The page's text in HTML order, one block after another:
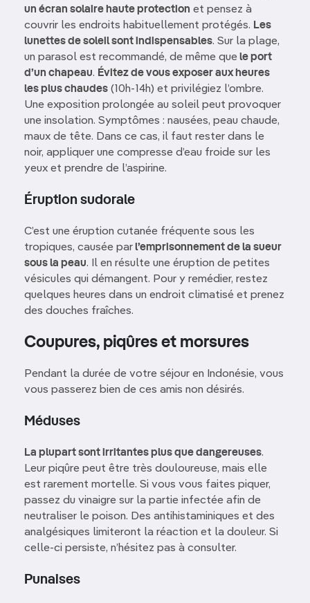
un écran solaire haute protection et pensez à
couvrir les endroits habituellement protégés. Les
lunettes de soleil sont indispensables. Sur la plage,
un parasol est recommandé, de même quele port
d’un chapeau. Évitez de vous exposer aux heures
les plus chaudes (10h-14h) et privilégiez l’ombre.
Une exposition prolongée au soleil peut provoquer
une insolation. Symptômes : nausées, peau chaude,
maux de tête. Dans ce cas, il faut rester dans le
noir, appliquer une compresse d’eau froide sur les
yeux et prendre de l’aspirine.
Éruption sudorale
C’est une éruption cutanée fréquente sous les
tropiques, causée parl’emprisonnement de la sueur
sous la peau. Il en résulte une éruption de petites
vésicules qui démangent. Pour y remédier, restez
quelques heures dans un endroit climatisé et prenez
des douches fraîches.
Coupures, piqûres et morsures
Pendant la durée de votre séjour en Indonésie, vous
vous passerez bien de ces amis non désirés.
Méduses
La plupart sont irritantes plus que dangereuses.
Leur piqûre peut être très douloureuse, mais elle
est rarement mortelle. Si vous vous faites piquer,
passez du vinaigre sur la partie infectée afin de
neutraliser le poison. Des antihistaminiques et des
analgésiques limiteront la réaction et la douleur. Si
celle-ci persiste, n’hésitez pas à consulter.
Punaises